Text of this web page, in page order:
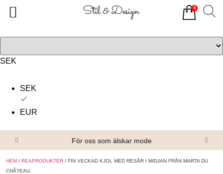
SEK
SEK
EUR
För oss som älskar mode
HEM / REAPRODUKTER / FIN VECKAD KJOL MED RESÅR I MIDJAN FRÅN MARTA DU
CHÂTEAU.
0
Alla produkter
Om oss